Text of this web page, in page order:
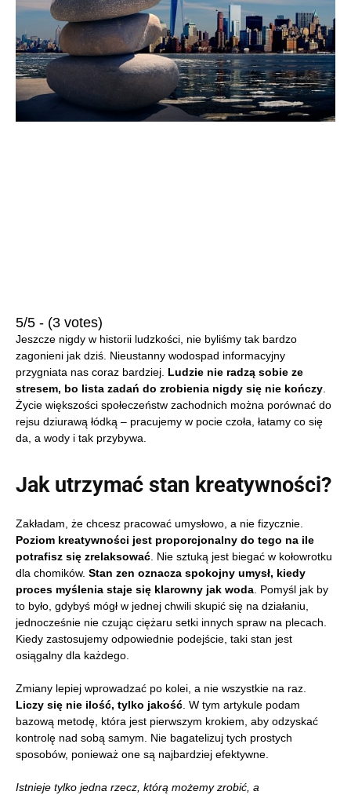
5/5 - (3 votes)
Jeszcze nigdy w historii ludzkości, nie byliśmy tak bardzo
zagonieni jak dziś. Nieustanny wodospad informacyjny
przygniata nas coraz bardziej. Ludzie nie radzą sobie ze
stresem, bo lista zadań do zrobienia nigdy się nie kończy.
Życie większości społeczeństw zachodnich można porównać do
rejsu dziurawą łódką – pracujemy w pocie czoła, łatamy co się
da, a wody i tak przybywa.
Jak utrzymać stan kreatywności?
Zakładam, że chcesz pracować umysłowo, a nie fizycznie.
Poziom kreatywności jest proporcjonalny do tego na ile
potrafisz się zrelaksować. Nie sztuką jest biegać w kołowrotku
dla chomików. Stan zen oznacza spokojny umysł, kiedy
proces myślenia staje się klarowny jak woda. Pomyśl jak by
to było, gdybyś mógł w jednej chwili skupić się na działaniu,
jednocześnie nie czując ciężaru setki innych spraw na plecach.
Kiedy zastosujemy odpowiednie podejście, taki stan jest
osiągalny dla każdego.
Zmiany lepiej wprowadzać po kolei, a nie wszystkie na raz.
Liczy się nie ilość, tylko jakość. W tym artykule podam
bazową metodę, która jest pierwszym krokiem, aby odzyskać
kontrolę nad sobą samym. Nie bagatelizuj tych prostych
sposobów, ponieważ one są najbardziej efektywne.
Istnieje tylko jedna rzecz, którą możemy zrobić, a